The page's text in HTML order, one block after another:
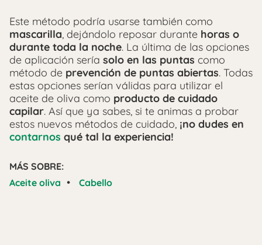
Este método podría usarse también como
mascarilla, dejándolo reposar durante horas o
durante toda la noche. La última de las opciones
de aplicación sería solo en las puntas como
método de prevención de puntas abiertas. Todas
estas opciones serían válidas para utilizar el
aceite de oliva como producto de cuidado
capilar. Así que ya sabes, si te animas a probar
estos nuevos métodos de cuidado, ¡no dudes en
contarnos qué tal la experiencia!
MÁS SOBRE:
Aceite oliva • Cabello